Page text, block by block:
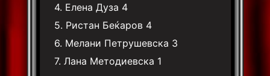
4. Елена Дуза 4
5. Ристан Беќаров 4
6. Мелани Петрушевска 3
7.Лана Методиевска 1